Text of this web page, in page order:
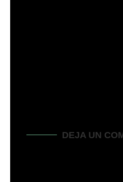
DEJA UN